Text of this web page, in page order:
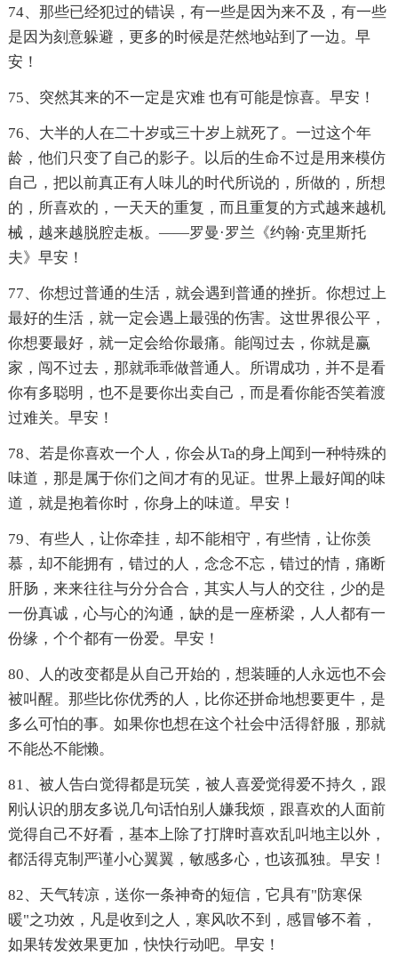
74、那些已经犯过的错误，有一些是因为来不及，有一些
是因为刻意躲避，更多的时候是茫然地站到了一边。早
安！
75、突然其来的不一定是灾难 也有可能是惊喜。早安！
76、大半的人在二十岁或三十岁上就死了。一过这个年
龄，他们只变了自己的影子。以后的生命不过是用来模仿
自己，把以前真正有人味儿的时代所说的，所做的，所想
的，所喜欢的，一天天的重复，而且重复的方式越来越机
械，越来越脱腔走板。——罗曼·罗兰《约翰·克里斯托
夫》早安！
77、你想过普通的生活，就会遇到普通的挫折。你想过上
最好的生活，就一定会遇上最强的伤害。这世界很公平，
你想要最好，就一定会给你最痛。能闯过去，你就是赢
家，闯不过去，那就乖乖做普通人。所谓成功，并不是看
你有多聪明，也不是要你出卖自己，而是看你能否笑着渡
过难关。早安！
78、若是你喜欢一个人，你会从Ta的身上闻到一种特殊的
味道，那是属于你们之间才有的见证。世界上最好闻的味
道，就是抱着你时，你身上的味道。早安！
79、有些人，让你牵挂，却不能相守，有些情，让你羡
慕，却不能拥有，错过的人，念念不忘，错过的情，痛断
肝肠，来来往往与分分合合，其实人与人的交往，少的是
一份真诚，心与心的沟通，缺的是一座桥梁，人人都有一
份缘，个个都有一份爱。早安！
80、人的改变都是从自己开始的，想装睡的人永远也不会
被叫醒。那些比你优秀的人，比你还拼命地想要更牛，是
多么可怕的事。如果你也想在这个社会中活得舒服，那就
不能怂不能懒。
81、被人告白觉得都是玩笑，被人喜爱觉得爱不持久，跟
刚认识的朋友多说几句话怕别人嫌我烦，跟喜欢的人面前
觉得自己不好看，基本上除了打牌时喜欢乱叫地主以外，
都活得克制严谨小心翼翼，敏感多心，也该孤独。早安！
82、天气转凉，送你一条神奇的短信，它具有"防寒保
暖"之功效，凡是收到之人，寒风吹不到，感冒够不着，
如果转发效果更加，快快行动吧。早安！